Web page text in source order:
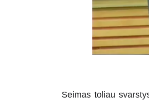
Seimas toliau